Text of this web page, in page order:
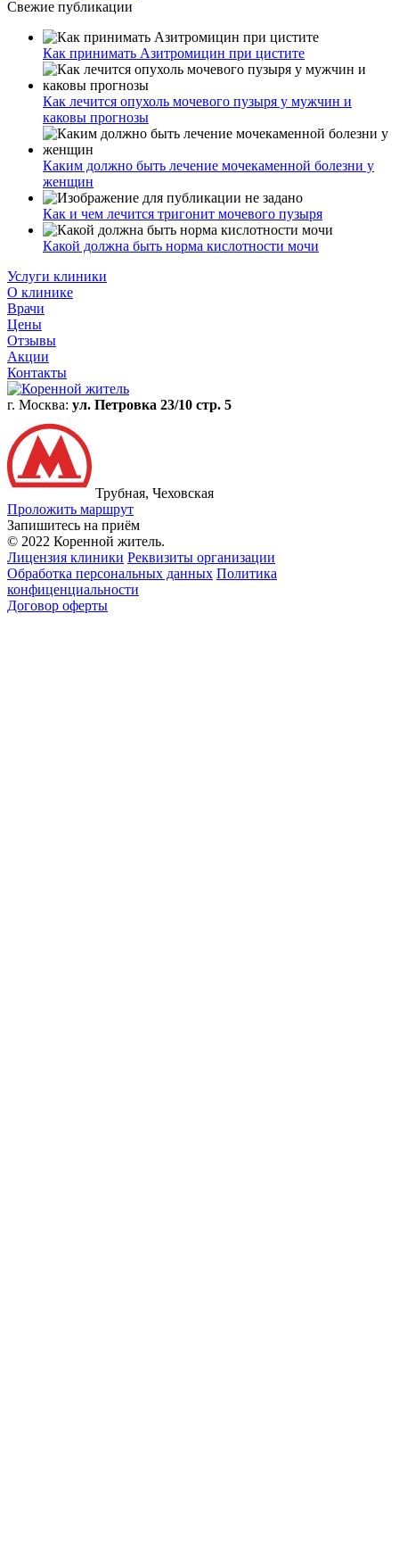
Свежие публикации
Как принимать Азитромицин при цистите
Как лечится опухоль мочевого пузыря у мужчин и
каковы прогнозы
Каким должно быть лечение мочекаменной болезни у
женщин
Как и чем лечится тригонит мочевого пузыря
Какой должна быть норма кислотности мочи
Услуги клиники
О клинике
Врачи
Цены
Отзывы
Акции
Контакты
г. Москва: ул. Петровка 23/10 стр. 5
Трубная, Чеховская
Проложить маршрут
Запишитесь на приём
© 2022 Коренной житель.
Лицензия клиники Реквизиты организации
Обработка персональных данных Политика
конфиценциальности
Договор оферты